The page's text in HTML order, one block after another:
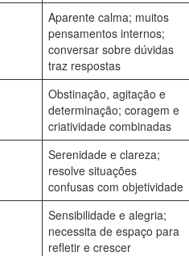
Aparente calma; muitos
pensamentos internos;
conversar sobre dúvidas
traz respostas
Obstinação, agitação e
determinação; coragem e
criatividade combinadas
Serenidade e clareza;
resolve situações
confusas com objetividade
Sensibilidade e alegria;
necessita de espaço para
refletir e crescer